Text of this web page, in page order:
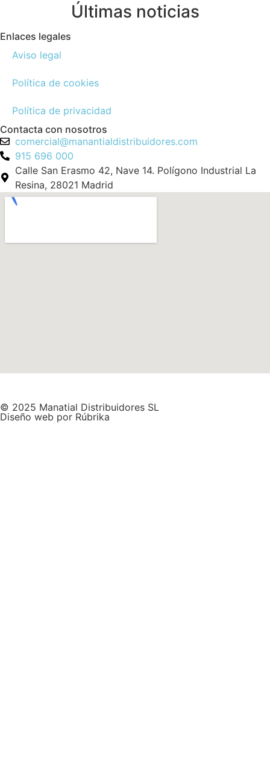
Últimas noticias
Enlaces legales
Aviso legal
Política de cookies
Política de privacidad
Contacta con nosotros
comercial@manantialdistribuidores.com
915 696 000
Calle San Erasmo 42, Nave 14. Polígono Industrial La
Resina, 28021 Madrid
© 2025 Manatial Distribuidores SL
Diseño web por Rúbrika